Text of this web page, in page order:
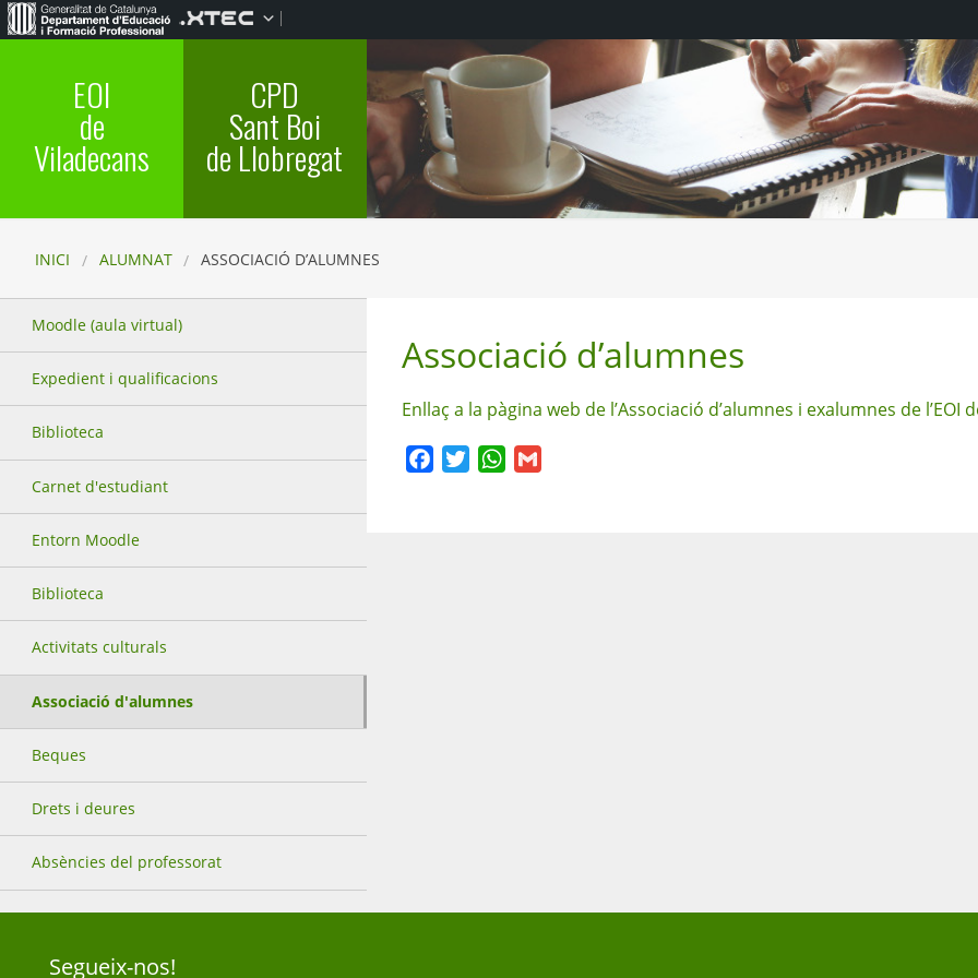
EOI
de
Viladecans
CPD
Sant Boi
de Llobregat
INICI ALUMNAT ASSOCIACIÓ D’ALUMNES
Associació d’alumnes
Enllaç a la pàgina web de l’Associació d’alumnes i exalumnes de l’EOI
FacebookTwitterWhatsApp
Moodle (aula virtual)
Expedient i qualificacions
Biblioteca
Carnet d'estudiant
Entorn Moodle
Biblioteca
Activitats culturals
Associació d'alumnes
Beques
Drets i deures
Absències del professorat
Segueix-nos!